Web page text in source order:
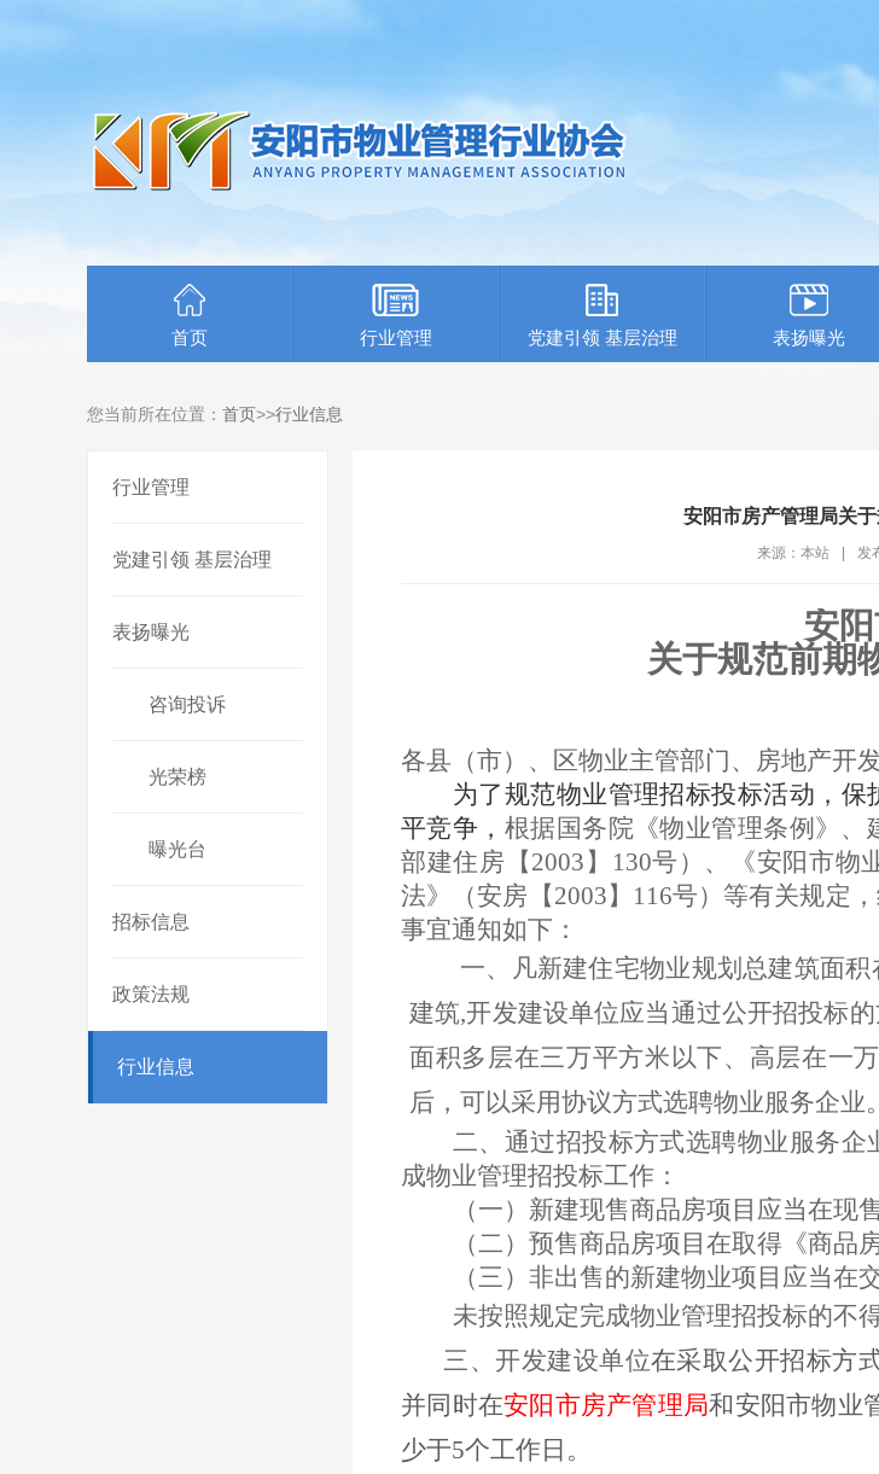
首页 行业管理 党建引领 基层治理 表扬曝光
您当前所在位置： 首页>>行业信息
行业管理
党建引领 基层治理
表扬曝光
咨询投诉
光荣榜
曝光台
招标信息
政策法规
行业信息
安阳市房产管理局关
来源：本站 发
安
关于规范前期
各县（市）、区物业主管部门、房地产开
为了规范物业管理招标投标活动，
平竞争， 根据国务院《物业管理条例》
部建住房【2003】130号）、《安阳市
法》（安房【2003】116号）等有关规定
事宜通知如下：
一、凡新建住宅物业规划总建筑面
建筑,开发建设单位应当通过公开招投标
面积多层在三万平方米以下、 高层在一
后，可以采用协议方式选聘物业服务企业。
二、通过招投标方式选聘物业服务
成物业管理招投标工作：
（一）新建现售商品房项目应当在现
（二）预售商品房项目在取得《商品
（三）非出售的新建物业项目应当在
未按照规定完成物业管理招投标的不
三、开发建设单位在采取公开招标方
并同时在安阳市房产管理局和安阳市物业
少于5个工作日 。